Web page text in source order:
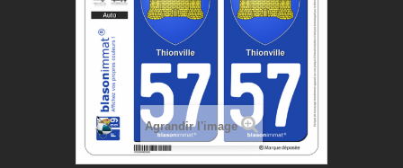
Agrandir l'image